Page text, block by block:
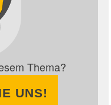
Thema?
UNS!